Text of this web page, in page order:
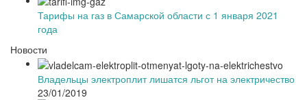
Тарифы на газ в Самарской области с 1 января 2021
года
Новости
Владельцы электроплит лишатся льгот на электричество
23/01/2019